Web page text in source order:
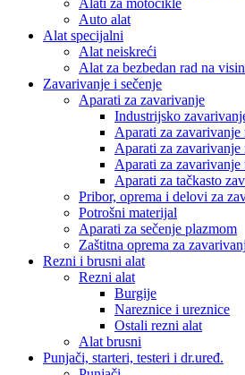
Alati za motocikle
Auto alat
Alat specijalni
Alat neiskreći
Alat za bezbedan rad na
Zavarivanje i sečenje
Aparati za zavarivanje
Industrijsko
Aparati za zavarivanje
Aparati za zavarivanje
Aparati za zavarivanje
Aparati za tačkasto
Pribor, oprema i delovi za
Potrošni materijal
Aparati za sečenje plazmom
Zaštitna oprema za
Rezni i brusni alat
Rezni alat
Burgije
Nareznice i ureznice
Ostali rezni alat
Alat brusni
Punjači, starteri, testeri i dr.uređ.